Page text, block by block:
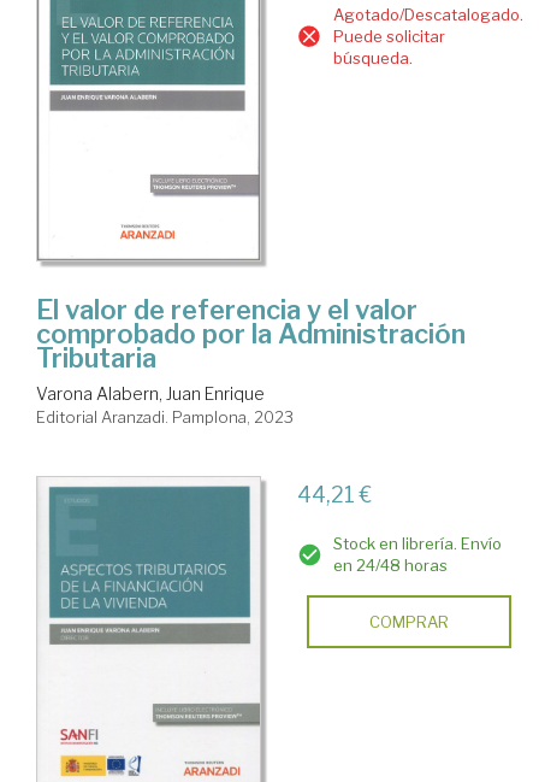
Agotado/Descatalogado.
Puede solicitar
búsqueda.
El valor de referencia y el valor
comprobado por la Administración
Tributaria
Varona Alabern, Juan Enrique
Editorial Aranzadi. Pamplona, 2023
44,21 €
Stock en librería. Envío
en 24/48 horas
COMPRAR